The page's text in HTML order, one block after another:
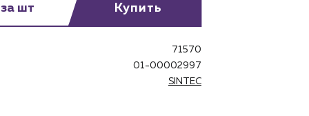
шт Купить
71570
01-00002997
SINTEC